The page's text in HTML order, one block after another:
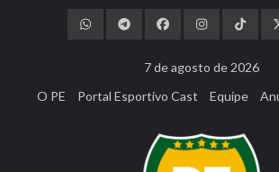
7 de agosto de 2026
O PE
Portal Esportivo Cast Equipe